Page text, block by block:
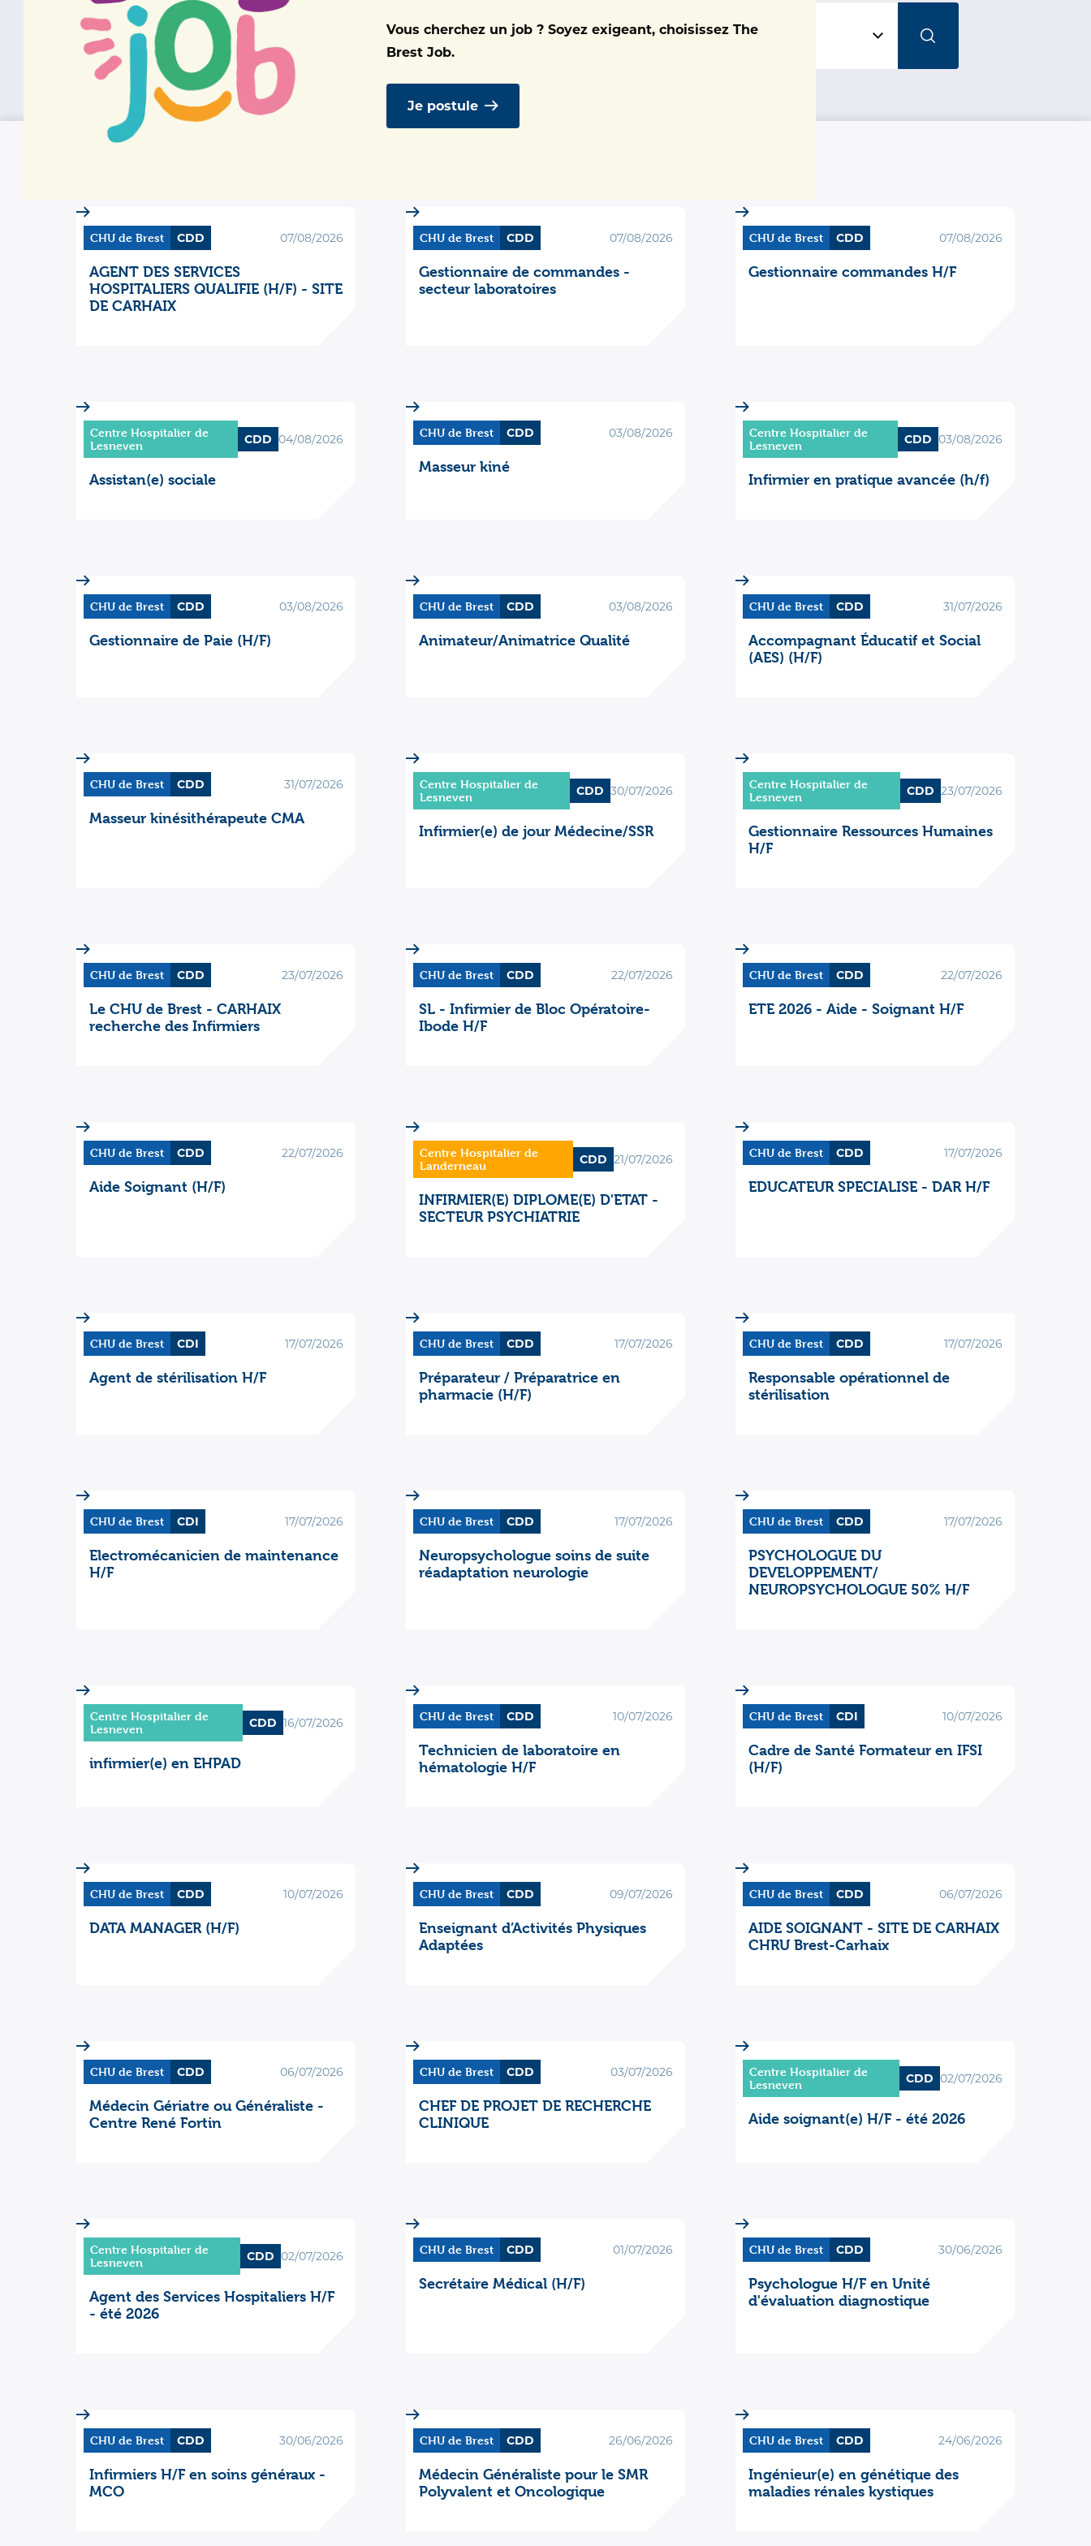
Vous cherchez un job ? Soyez exigeant, choisissez The
Brest Job.
Je postule
Mot-clé Nos établissements
Établissement Type de contrat
Type de contrat
CHU de Brest CDD 07/08/2026
AGENT DES SERVICES
HOSPITALIERS QUALIFIE (H/F) - SITE
DE CARHAIX
CHU de Brest CDD 07/08/2026
Gestionnaire de commandes -
secteur laboratoires
CHU de Brest CDD 07/08/2026
Gestionnaire commandes H/F
Centre Hospitalier de
Lesneven
CDD 04/08/2026
Assistan(e) sociale
CHU de Brest CDD 03/08/2026
Masseur kiné
Centre Hospitalier de
Lesneven
CDD 03/08/2026
Infirmier en pratique avancée (h/f)
CHU de Brest CDD 03/08/2026
Gestionnaire de Paie (H/F)
CHU de Brest CDD 03/08/2026
Animateur/Animatrice Qualité
CHU de Brest CDD 31/07/2026
Accompagnant Éducatif et Social
(AES) (H/F)
CHU de Brest CDD 31/07/2026
Masseur kinésithérapeute CMA
Centre Hospitalier de
Lesneven
CDD 30/07/2026
Infirmier(e) de jour Médecine/SSR
Centre Hospitalier de
Lesneven
CDD 23/07/2026
Gestionnaire Ressources Humaines
H/F
CHU de Brest CDD 23/07/2026
Le CHU de Brest - CARHAIX
recherche des Infirmiers
CHU de Brest CDD 22/07/2026
SL - Infirmier de Bloc Opératoire-
Ibode H/F
CHU de Brest CDD 22/07/2026
ETE 2026 - Aide - Soignant H/F
CHU de Brest CDD 22/07/2026
Aide Soignant (H/F)
Centre Hospitalier de
Landerneau
CDD 21/07/2026
INFIRMIER(E) DIPLOME(E) D'ETAT -
SECTEUR PSYCHIATRIE
CHU de Brest CDD 17/07/2026
EDUCATEUR SPECIALISE - DAR H/F
CHU de Brest CDI 17/07/2026
Agent de stérilisation H/F
CHU de Brest CDD 17/07/2026
Préparateur / Préparatrice en
pharmacie (H/F)
CHU de Brest CDD 17/07/2026
Responsable opérationnel de
stérilisation
CHU de Brest CDI 17/07/2026
Electromécanicien de maintenance
H/F
CHU de Brest CDD 17/07/2026
Neuropsychologue soins de suite
réadaptation neurologie
CHU de Brest CDD 17/07/2026
PSYCHOLOGUE DU
DEVELOPPEMENT/
NEUROPSYCHOLOGUE 50% H/F
Centre Hospitalier de
Lesneven
CDD 16/07/2026
infirmier(e) en EHPAD
CHU de Brest CDD 10/07/2026
Technicien de laboratoire en
hématologie H/F
CHU de Brest CDI 10/07/2026
Cadre de Santé Formateur en IFSI
(H/F)
CHU de Brest CDD 10/07/2026
DATA MANAGER (H/F)
CHU de Brest CDD 09/07/2026
Enseignant d’Activités Physiques
Adaptées
CHU de Brest CDD 06/07/2026
AIDE SOIGNANT - SITE DE CARHAIX
CHRU Brest-Carhaix
CHU de Brest CDD 06/07/2026
Médecin Gériatre ou Généraliste -
Centre René Fortin
CHU de Brest CDD 03/07/2026
CHEF DE PROJET DE RECHERCHE
CLINIQUE
Centre Hospitalier de
Lesneven
CDD 02/07/2026
Aide soignant(e) H/F - été 2026
Centre Hospitalier de
Lesneven
CDD 02/07/2026
Agent des Services Hospitaliers H/F
- été 2026
CHU de Brest CDD 01/07/2026
Secrétaire Médical (H/F)
CHU de Brest CDD 30/06/2026
Psychologue H/F en Unité
d'évaluation diagnostique
CHU de Brest CDD 30/06/2026
Infirmiers H/F en soins généraux -
MCO
CHU de Brest CDD 26/06/2026
Médecin Généraliste pour le SMR
Polyvalent et Oncologique
CHU de Brest CDD 24/06/2026
Ingénieur(e) en génétique des
maladies rénales kystiques